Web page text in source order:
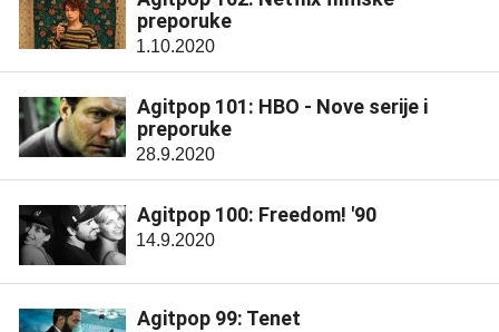
preporuke
1.10.2020
Agitpop 101: HBO - Nove serije i
preporuke
28.9.2020
Agitpop 100: Freedom! '90
14.9.2020
Agitpop 99: Tenet